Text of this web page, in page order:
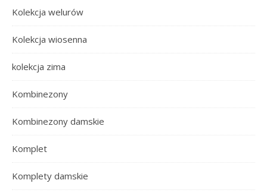
Kolekcja welurów
Kolekcja wiosenna
kolekcja zima
Kombinezony
Kombinezony damskie
Komplet
Komplety damskie